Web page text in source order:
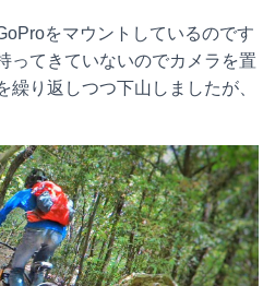
をマウントしているのです
ってきていないのでカメラを置
繰り返しつつ下山しましたが、